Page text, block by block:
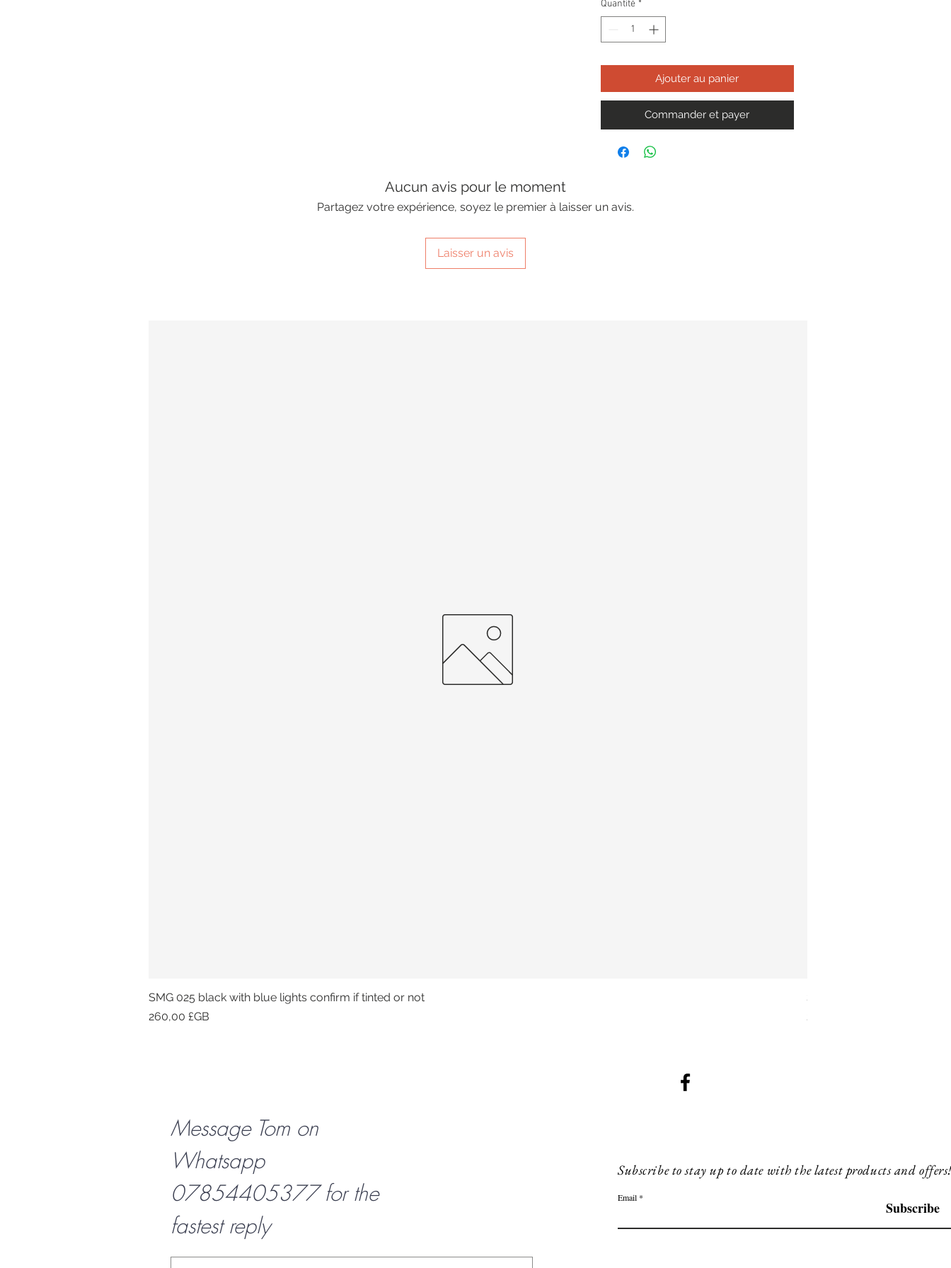
Quantité *
Ajouter au panier
Commander et payer
Aucun avis pour le moment
Partagez votre expérience, soyez le premier à laisser un avis.
Laisser un avis
SMG 025 black with blue lights confirm if tinted or not
Prix
260,00 £GB
SMG 042 black with
260,00 £GB
Message Tom on
Whatsapp
07854405377 for the
fastest reply
Subscribe to stay up to date with the latest products and
Email
Subscribe